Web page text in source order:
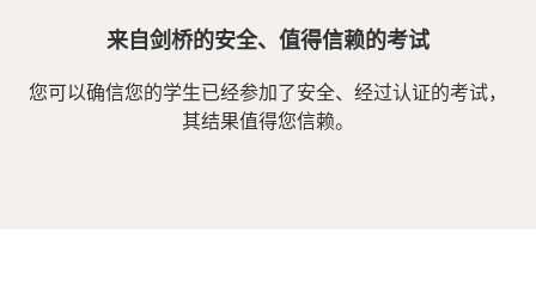
来自剑桥的安全、值得信赖的考试
您可以确信您的学生已经参加了安全、经过认证的考试，
其结果值得您信赖。